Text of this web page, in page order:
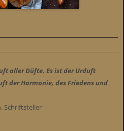
aller Düfte. Es ist der Urduft
der Harmonie, des Friedens und
Schriftsteller